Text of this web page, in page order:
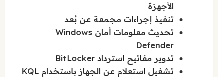
الأجهزة
تنفيذ إجراءات مجمعة عن بُعد
تحديث معلومات أمان Windows
Defender
تدوير مفاتيح استرداد BitLocker
تشغيل استعلام عن الجهاز باستخدام KQL